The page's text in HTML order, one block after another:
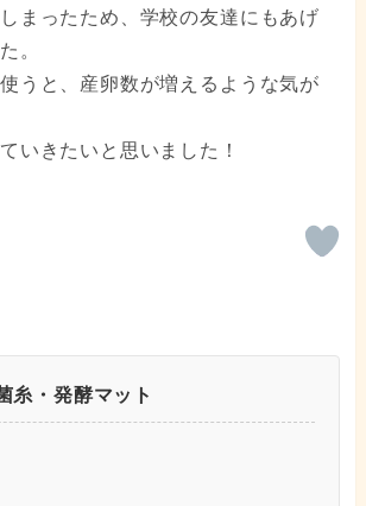
まったため、学校の友達にもあげ
。
うと、産卵数が増えるような気が
いきたいと思いました！
糸・発酵マット